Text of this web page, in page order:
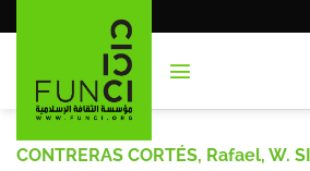
al
CONTRERAS CORTÉS, Rafael, W.